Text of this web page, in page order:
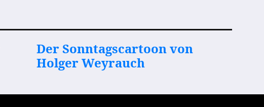
Der Sonntagscartoon von
Holger Weyrauch